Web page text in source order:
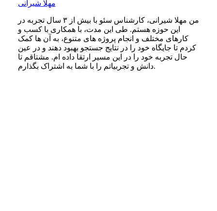
مهلا شیرانی
من مهلا شیرانی، کارشناس سئو با بیش از ۳ سال تجربه در
این حوزه هستم. طی این مدت، با همکاری با کسب‌ و
کارهای مختلف و انجام پروژه‌ های متنوع، به آن‌ ها کمک
کردم تا جایگاه خود را در نتایج جستجو بهبود دهند و در عین
حال تجربه خود را در این مسیر ارتقا داده‌ ام. مشتاقم تا
دانش و تجربیاتم را با شما به اشتراک بگذارم.